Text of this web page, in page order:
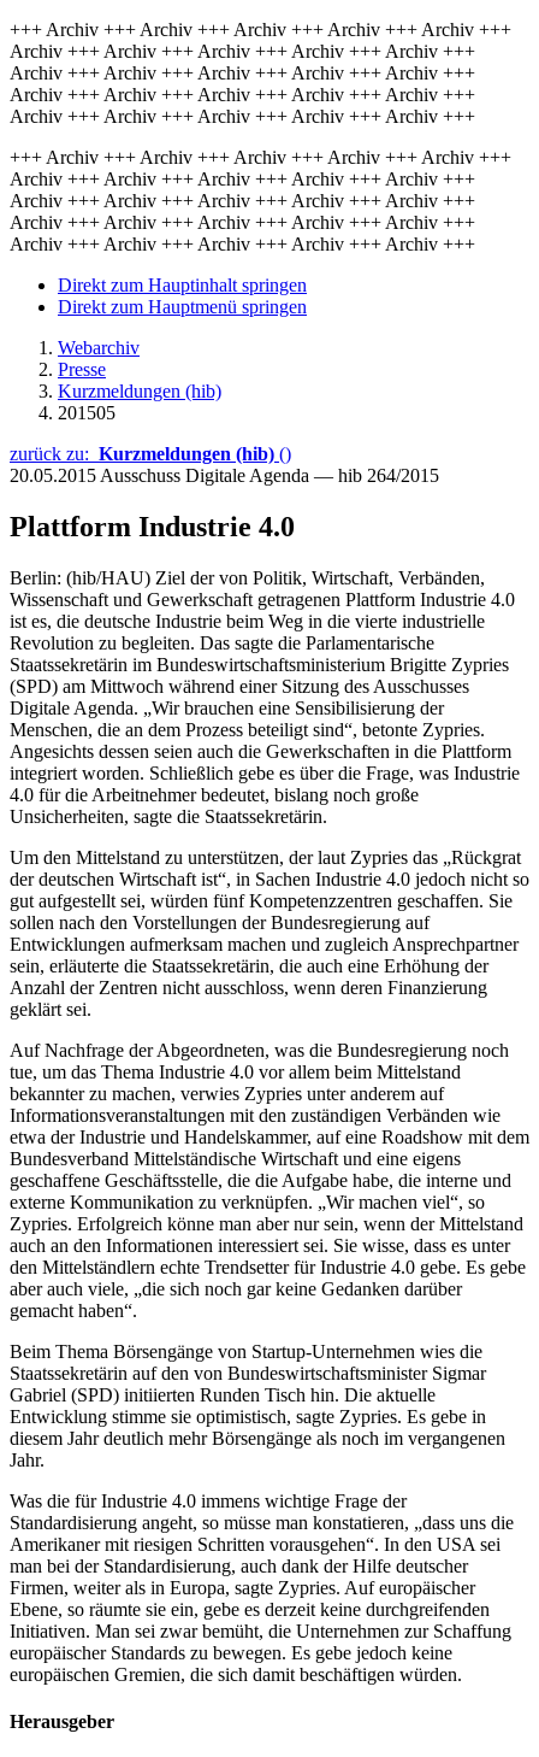
+++ Archiv +++ Archiv +++ Archiv +++ Archiv +++ Archiv +++
Archiv +++ Archiv +++ Archiv +++ Archiv +++ Archiv +++
Archiv +++ Archiv +++ Archiv +++ Archiv +++ Archiv +++
Archiv +++ Archiv +++ Archiv +++ Archiv +++ Archiv +++
Archiv +++ Archiv +++ Archiv +++ Archiv +++ Archiv +++
+++ Archiv +++ Archiv +++ Archiv +++ Archiv +++ Archiv +++
Archiv +++ Archiv +++ Archiv +++ Archiv +++ Archiv +++
Archiv +++ Archiv +++ Archiv +++ Archiv +++ Archiv +++
Archiv +++ Archiv +++ Archiv +++ Archiv +++ Archiv +++
Archiv +++ Archiv +++ Archiv +++ Archiv +++ Archiv +++
Direkt zum Hauptinhalt springen
Direkt zum Hauptmenü springen
Webarchiv
Presse
Kurzmeldungen (hib)
201505
zurück zu: Kurzmeldungen (hib) ()
20.05.2015 Ausschuss Digitale Agenda — hib 264/2015
Plattform Industrie 4.0
Berlin: (hib/HAU) Ziel der von Politik, Wirtschaft, Verbänden,
Wissenschaft und Gewerkschaft getragenen Plattform Industrie 4.0
ist es, die deutsche Industrie beim Weg in die vierte industrielle
Revolution zu begleiten. Das sagte die Parlamentarische
Staatssekretärin im Bundeswirtschaftsministerium Brigitte Zypries
(SPD) am Mittwoch während einer Sitzung des Ausschusses
Digitale Agenda. „Wir brauchen eine Sensibilisierung der
Menschen, die an dem Prozess beteiligt sind“, betonte Zypries.
Angesichts dessen seien auch die Gewerkschaften in die Plattform
integriert worden. Schließlich gebe es über die Frage, was Industrie
4.0 für die Arbeitnehmer bedeutet, bislang noch große
Unsicherheiten, sagte die Staatssekretärin.
Um den Mittelstand zu unterstützen, der laut Zypries das „Rückgrat
der deutschen Wirtschaft ist“, in Sachen Industrie 4.0 jedoch nicht so
gut aufgestellt sei, würden fünf Kompetenzzentren geschaffen. Sie
sollen nach den Vorstellungen der Bundesregierung auf
Entwicklungen aufmerksam machen und zugleich Ansprechpartner
sein, erläuterte die Staatssekretärin, die auch eine Erhöhung der
Anzahl der Zentren nicht ausschloss, wenn deren Finanzierung
geklärt sei.
Auf Nachfrage der Abgeordneten, was die Bundesregierung noch
tue, um das Thema Industrie 4.0 vor allem beim Mittelstand
bekannter zu machen, verwies Zypries unter anderem auf
Informationsveranstaltungen mit den zuständigen Verbänden wie
etwa der Industrie und Handelskammer, auf eine Roadshow mit dem
Bundesverband Mittelständische Wirtschaft und eine eigens
geschaffene Geschäftsstelle, die die Aufgabe habe, die interne und
externe Kommunikation zu verknüpfen. „Wir machen viel“, so
Zypries. Erfolgreich könne man aber nur sein, wenn der Mittelstand
auch an den Informationen interessiert sei. Sie wisse, dass es unter
den Mittelständlern echte Trendsetter für Industrie 4.0 gebe. Es gebe
aber auch viele, „die sich noch gar keine Gedanken darüber
gemacht haben“.
Beim Thema Börsengänge von Startup-Unternehmen wies die
Staatssekretärin auf den von Bundeswirtschaftsminister Sigmar
Gabriel (SPD) initiierten Runden Tisch hin. Die aktuelle
Entwicklung stimme sie optimistisch, sagte Zypries. Es gebe in
diesem Jahr deutlich mehr Börsengänge als noch im vergangenen
Jahr.
Was die für Industrie 4.0 immens wichtige Frage der
Standardisierung angeht, so müsse man konstatieren, „dass uns die
Amerikaner mit riesigen Schritten vorausgehen“. In den USA sei
man bei der Standardisierung, auch dank der Hilfe deutscher
Firmen, weiter als in Europa, sagte Zypries. Auf europäischer
Ebene, so räumte sie ein, gebe es derzeit keine durchgreifenden
Initiativen. Man sei zwar bemüht, die Unternehmen zur Schaffung
europäischer Standards zu bewegen. Es gebe jedoch keine
europäischen Gremien, die sich damit beschäftigen würden.
Herausgeber